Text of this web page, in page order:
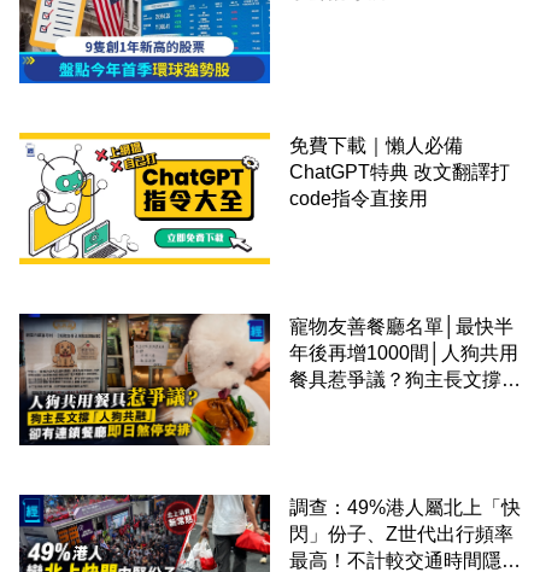
免費下載｜懶人必備
ChatGPT特典 改文翻譯打
code指令直接用
寵物友善餐廳名單│最快半
年後再增1000間│人狗共用
餐具惹爭議？狗主長文撐
調查：49%港人屬北上「快
閃」份子、Z世代出行頻率
最高！不計較交通時間隱形